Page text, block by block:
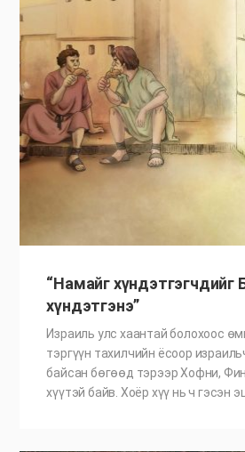
“Намайг хүндэтгэгчдийг
хүндэтгэнэ”
Израиль улс хаантай болохоос
тэргүүн тахилчийн ёсоор
байсан бөгөөд тэрээр Хофни,
хүүтэй байв. Хоёр хүү нь ч гэсэн